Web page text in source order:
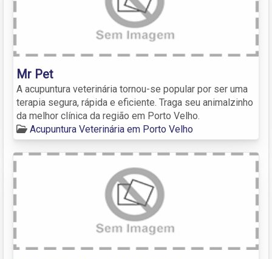
Mr Pet
A acupuntura veterinária tornou-se popular por ser uma
terapia segura, rápida e eficiente. Traga seu animalzinho
da melhor clínica da região em Porto Velho.
Acupuntura Veterinária em Porto Velho